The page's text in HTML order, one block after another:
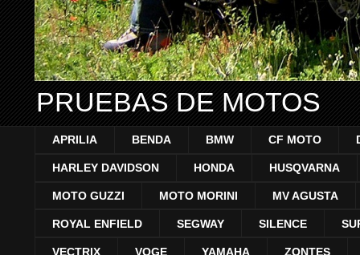
PRUEBAS DE MOTOS
APRILIA BENDA BMW CF MOTO
HARLEY DAVIDSON HONDA HUSQVARNA
MOTO GUZZI MOTO MORINI MV AGUSTA
ROYAL ENFIELD SEGWAY SILENCE
VECTRIX VOGE YAMAHA ZONTES